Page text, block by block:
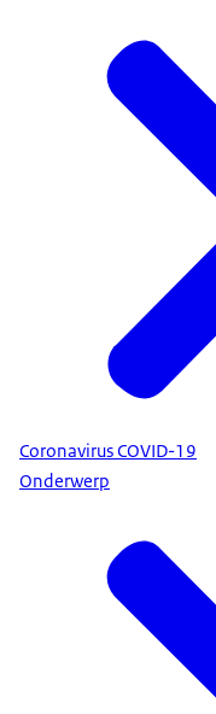
Coronavirus COVID-19
Onderwerp